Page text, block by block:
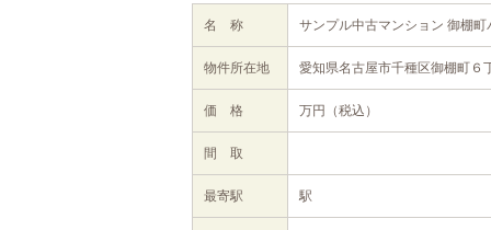
名 称 サンプル中古マンション 御棚
物件所在地 愛知県名古屋市千種区御棚町６
価 格 万円（税込）
間 取
最寄駅 駅